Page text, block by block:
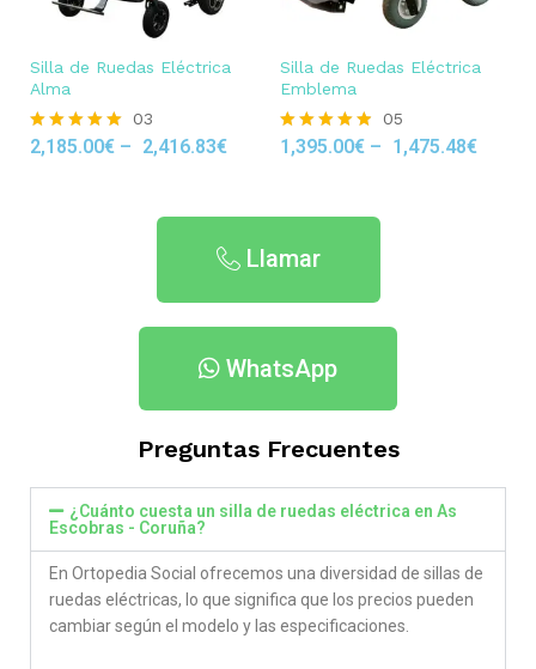
Silla de Ruedas Eléctrica
Alma
Rated
03
2,185.00€ – 2,416.83€
Silla de Ruedas Eléctrica
Emblema
Rated
05
1,395.00€ – 1,475.48€
Llamar
WhatsApp
Preguntas Frecuentes
¿Cuánto cuesta un silla de ruedas eléctrica en As
Escobras - Coruña​?
En Ortopedia Social ofrecemos una diversidad de sillas de
ruedas eléctricas, lo que significa que los precios pueden
cambiar según el modelo y las especificaciones.